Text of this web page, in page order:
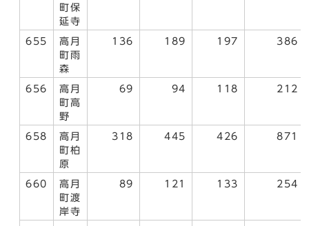
町保
延寺
655
高月
町雨
森
136 189 197 386
656
高月
町高
野
69 94 118 212
658
高月
町柏
原
318 445 426 871
660
高月
町渡
岸寺
89 121 133 254